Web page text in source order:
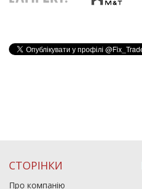
СТОРІНКИ
Про компанію